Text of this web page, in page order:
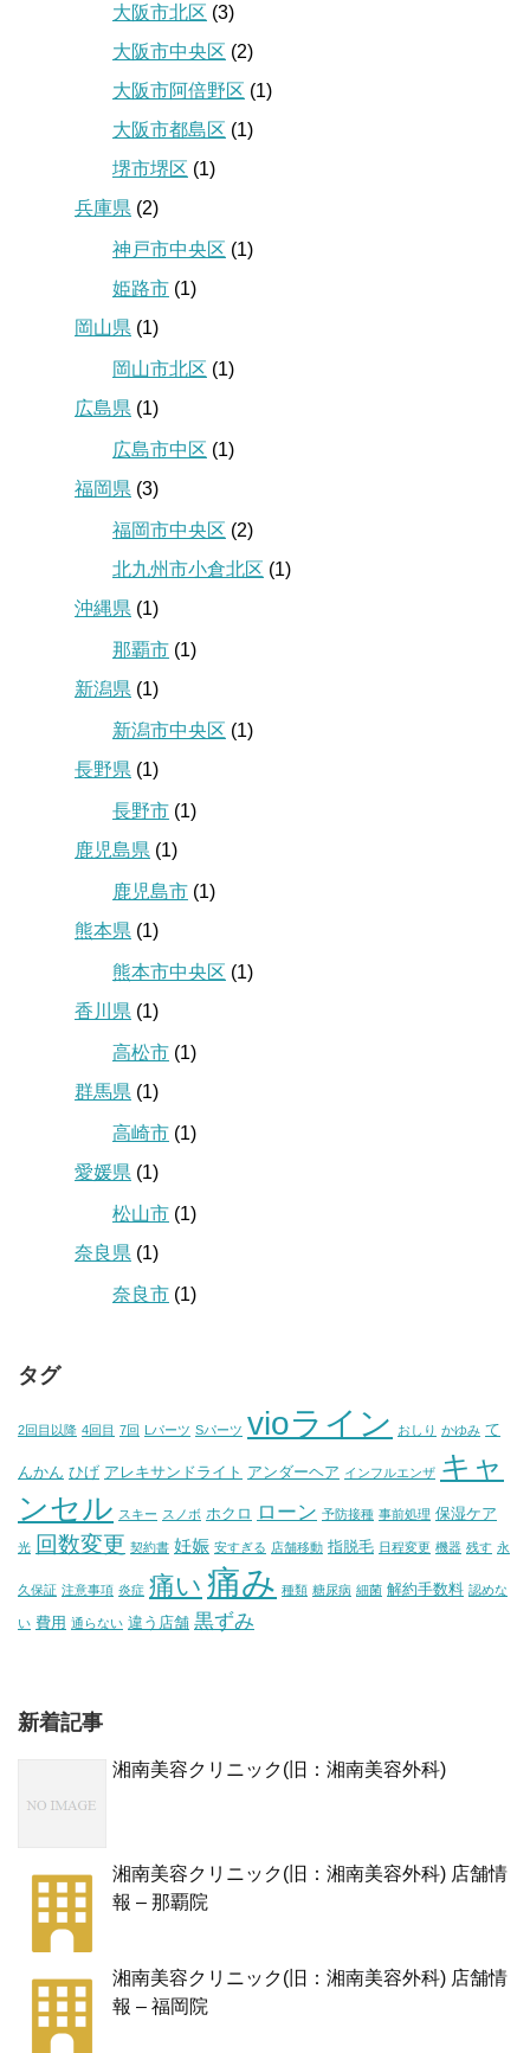
大阪市北区 (3)
大阪市中央区 (2)
大阪市阿倍野区 (1)
大阪市都島区 (1)
堺市堺区 (1)
兵庫県 (2)
神戸市中央区 (1)
姫路市 (1)
岡山県 (1)
岡山市北区 (1)
広島県 (1)
広島市中区 (1)
福岡県 (3)
福岡市中央区 (2)
北九州市小倉北区 (1)
沖縄県 (1)
那覇市 (1)
新潟県 (1)
新潟市中央区 (1)
長野県 (1)
長野市 (1)
鹿児島県 (1)
鹿児島市 (1)
熊本県 (1)
熊本市中央区 (1)
香川県 (1)
高松市 (1)
群馬県 (1)
高崎市 (1)
愛媛県 (1)
松山市 (1)
奈良県 (1)
奈良市 (1)
タグ
2回目以降 4回目 7回 Lパーツ Sパーツ vioライン おしり かゆみ て
んかん ひげ アレキサンドライト アンダーヘア インフルエンザ キャ
ンセル スキー スノボ ホクロ ローン 予防接種 事前処理 保湿ケア
光 回数変更 契約書 妊娠 安すぎる 店舗移動 指脱毛 日程変更 機器 残す 永
久保証 注意事項 炎症 痛い 痛み 種類 糖尿病 細菌 解約手数料 認めな
い 費用 通らない 違う店舗 黒ずみ
新着記事
湘南美容クリニック(旧：湘南美容外科)
湘南美容クリニック(旧：湘南美容外科) 店舗情
報 – 那覇院
湘南美容クリニック(旧：湘南美容外科) 店舗情
報 – 福岡院